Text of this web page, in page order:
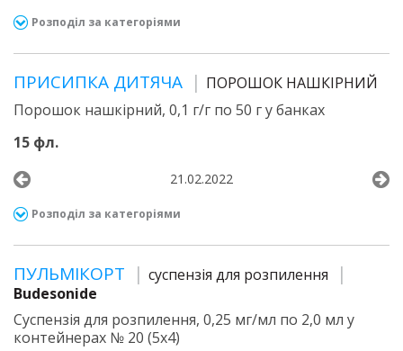
Розподіл за категоріями
ПРИСИПКА ДИТЯЧА
ПОРОШОК НАШКІРНИЙ
Порошок нашкірний, 0,1 г/г по 50 г у банках
15 фл.
21.02.2022
Розподіл за категоріями
ПУЛЬМІКОРТ
суспензія для розпилення
Budesonide
Суспензія для розпилення, 0,25 мг/мл по 2,0 мл у
контейнерах № 20 (5х4)